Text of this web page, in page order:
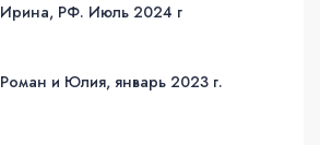
Ирина, РФ. Июль 2024 г
Роман и Юлия, январь 2023 г.